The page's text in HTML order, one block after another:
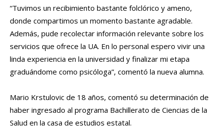
“Tuvimos un recibimiento bastante folclórico y ameno,
donde compartimos un momento bastante agradable.
Además, pude recolectar información relevante sobre los
servicios que ofrece la UA. En lo personal espero vivir una
linda experiencia en la universidad y finalizar mi etapa
graduándome como psicóloga”, comentó la nueva alumna.
Mario Krstulovic de 18 años, comentó su determinación de
haber ingresado al programa Bachillerato de Ciencias de la
Salud en la casa de estudios estatal.